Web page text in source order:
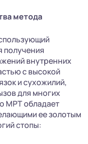
метода
получения
внутренних
с высокой
и сухожилий,
для многих
МРТ обладает
ее золотым
стопы: